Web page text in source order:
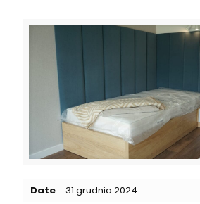
Date 31 grudnia 2024